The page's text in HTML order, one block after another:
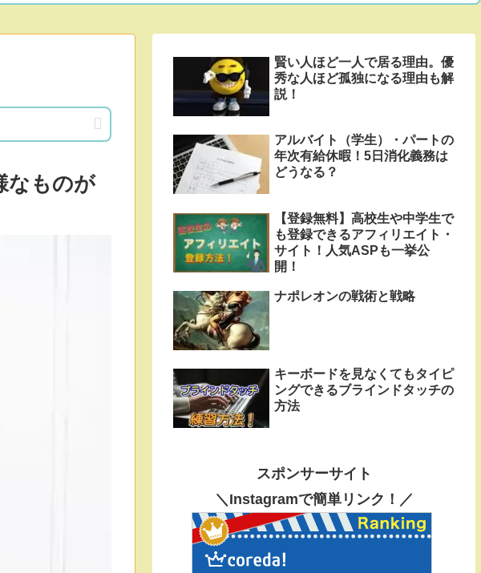
なものが
賢い人ほど一人で居る理由。優
秀な人ほど孤独になる理由も解
説！
アルバイト（学生）・パートの
年次有給休暇！5日消化義務は
どうなる？
【登録無料】高校生や中学生で
も登録できるアフィリエイト・
サイト！人気ASPも一挙公
開！
ナポレオンの戦術と戦略
キーボードを見なくてもタイピ
ングできるブラインドタッチの
方法
スポンサーサイト
＼Instagramで簡単リンク！／